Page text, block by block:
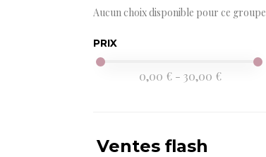
Aucun choix disponible pour ce groupe
PRIX
0,00 € - 30,00 €
Ventes flash